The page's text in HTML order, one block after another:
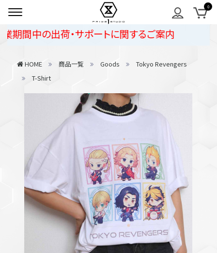
中の出荷・サポートに関するご案内
HOME 商品一覧 Goods
Tokyo Revengers
T-Shirt